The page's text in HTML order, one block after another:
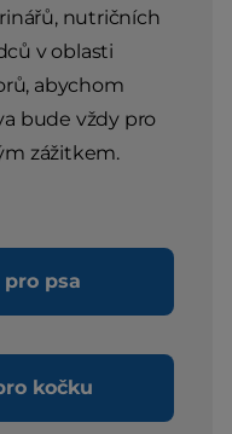
nutričních
v oblasti
abychom
bude vždy pro
zážitkem.
psa
kočku